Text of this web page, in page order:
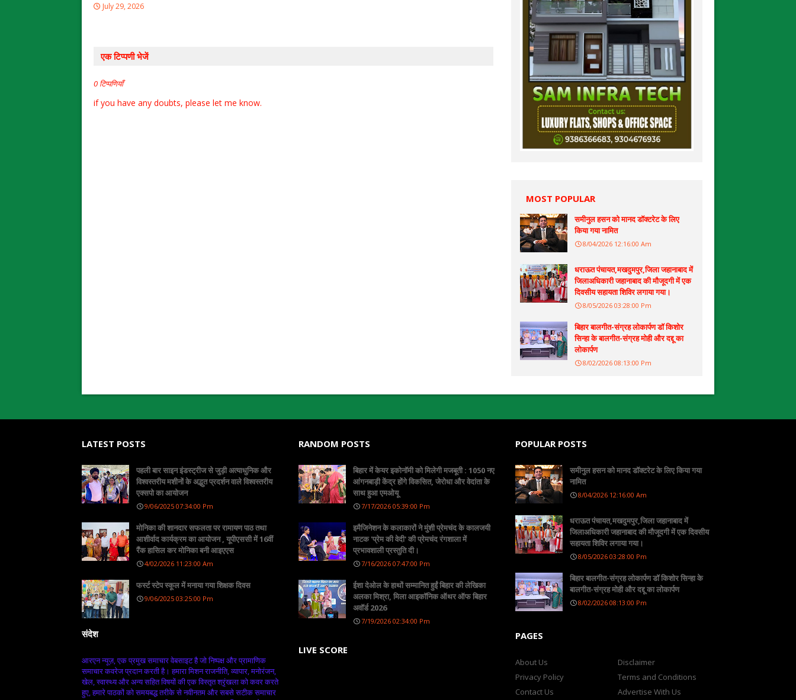
July 29, 2026
एक टिप्पणी भेजें
0 टिप्पणियाँ
if you have any doubts, please let me know.
MOST POPULAR
समीनुल हसन को मानद डॉक्टरेट के लिए
किया गया नामित
8/04/2026 12:16:00 Am
धराऊत पंचायत,मखदुमपुर,जिला जहानाबाद में
जिलाअधिकारी जहानाबाद की मौजूदगी में एक
दिवसीय सहायता शिविर लगाया गया।
8/05/2026 03:28:00 Pm
बिहार बालगीत-संग्रह लोकार्पण डॉ किशोर
सिन्हा के बालगीत-संग्रह मोही और दद्दू का
लोकार्पण
8/02/2026 08:13:00 Pm
LATEST POSTS
पहली बार साइन इंडस्ट्रीज से जुड़ी अत्याधुनिक और
विश्वस्तरीय मशीनों के अद्भुत प्रदर्शन वाले विश्वस्तरीय
एक्सपो का आयोजन
9/06/2025 07:34:00 Pm
मोनिका की शानदार सफलता पर रामायण पाठ तथा
आशीर्वाद कार्यक्रम का आयोजन , यूपीएससी में 16वीं
रैंक हासिल कर मोनिका बनी आइएएस
4/02/2026 11:23:00 Am
फर्स्ट स्टेप स्कूल में मनाया गया शिक्षक दिवस
9/06/2025 03:25:00 Pm
संदेश
आरएन न्यूज़, एक प्रमुख समाचार वेबसाइट है जो निष्पक्ष और प्रामाणिक
समाचार कवरेज प्रदान करती है। हमारा मिशन राजनीति, व्यापार, मनोरंजन,
खेल, स्वास्थ्य और अन्य सहित विषयों की एक विस्तृत श्रृंखला को कवर करते
हुए, हमारे पाठकों को समयबद्ध तरीके से नवीनतम और सबसे सटीक समाचार
RANDOM POSTS
बिहार में केयर इकोनॉमी को मिलेगी मजबूती : 1050 नए
आंगनबाड़ी केंद्र होंगे विकसित, जेरोधा और वेदांता के
साथ हुआ एमओयू
7/17/2026 05:39:00 Pm
इमैजिनेशन के कलाकारों ने मुंशी प्रेमचंद के कालजयी
नाटक 'प्रेम की वेदी' की प्रेमचंद रंगशाला में
प्रभावशाली प्रस्तुति दी।
7/16/2026 07:47:00 Pm
ईशा देओल के हाथों सम्मानित हुईं बिहार की लेखिका
अलका मिश्रा, मिला आइकॉनिक ऑथर ऑफ बिहार
अवॉर्ड 2026
7/19/2026 02:34:00 Pm
LIVE SCORE
POPULAR POSTS
समीनुल हसन को मानद डॉक्टरेट के लिए किया गया
नामित
8/04/2026 12:16:00 Am
धराऊत पंचायत,मखदुमपुर,जिला जहानाबाद में
जिलाअधिकारी जहानाबाद की मौजूदगी में एक दिवसीय
सहायता शिविर लगाया गया।
8/05/2026 03:28:00 Pm
बिहार बालगीत-संग्रह लोकार्पण डॉ किशोर सिन्हा के
बालगीत-संग्रह मोही और दद्दू का लोकार्पण
8/02/2026 08:13:00 Pm
PAGES
About Us
Disclaimer
Privacy Policy
Terms and Conditions
Contact Us
Advertise With Us